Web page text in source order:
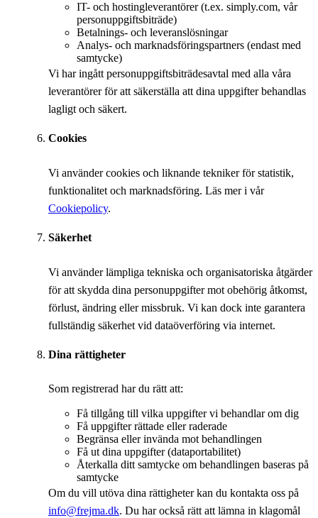
IT- och hostingleverantörer (t.ex. simply.com, vår
personuppgiftsbiträde)
Betalnings- och leveranslösningar
Analys- och marknadsföringspartners (endast med
samtycke)
Vi har ingått personuppgiftsbiträdesavtal med alla våra
leverantörer för att säkerställa att dina uppgifter behandlas
lagligt och säkert.
Cookies
Vi använder cookies och liknande tekniker för statistik,
funktionalitet och marknadsföring. Läs mer i vår
Cookiepolicy.
Säkerhet
Vi använder lämpliga tekniska och organisatoriska åtgärder
för att skydda dina personuppgifter mot obehörig åtkomst,
förlust, ändring eller missbruk. Vi kan dock inte garantera
fullständig säkerhet vid dataöverföring via internet.
Dina rättigheter
Som registrerad har du rätt att:
Få tillgång till vilka uppgifter vi behandlar om dig
Få uppgifter rättade eller raderade
Begränsa eller invända mot behandlingen
Få ut dina uppgifter (dataportabilitet)
Återkalla ditt samtycke om behandlingen baseras på
samtycke
Om du vill utöva dina rättigheter kan du kontakta oss på
info@frejma.dk. Du har också rätt att lämna in klagomål